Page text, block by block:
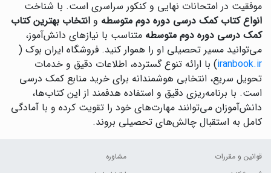
موفقیت در امتحانات نهایی و کنکور سراسری است. با شناخت
انواع کتاب کمک درسی دوره دوم متوسطه و انتخاب بهترین کتاب
کمک درسی دوره دوم متوسطه متناسب با نیازهای دانش‌آموز،
می‌توانید مسیر تحصیلی او را هموار کنید. فروشگاه ایران بوک (
iranbook.ir) با ارائه تنوع گسترده، اطلاعات دقیق و خدمات
تحویل سریع، انتخابی هوشمندانه برای خرید منابع کمک درسی
است. با برنامه‌ریزی دقیق و استفاده هدفمند از این کتاب‌ها،
دانش‌آموزان می‌توانند مهارت‌های خود را تقویت کرده و با آمادگی
کامل به استقبال چالش‌های تحصیلی بروند.
قوانین و مقررات
مشاوره